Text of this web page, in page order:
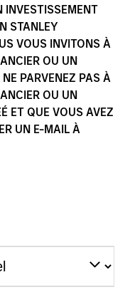
INVESTISSEMENT
STANLEY
VOUS INVITONS À
OU UN
PARVENEZ PAS À
OU UN
ET QUE VOUS AVEZ
UN E-MAIL À